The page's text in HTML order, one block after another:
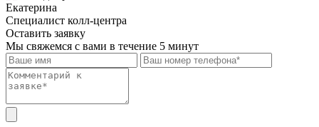
Екатерина
Специалист колл-центра
Оставить заявку
Мы свяжемся с вами в течение 5 минут